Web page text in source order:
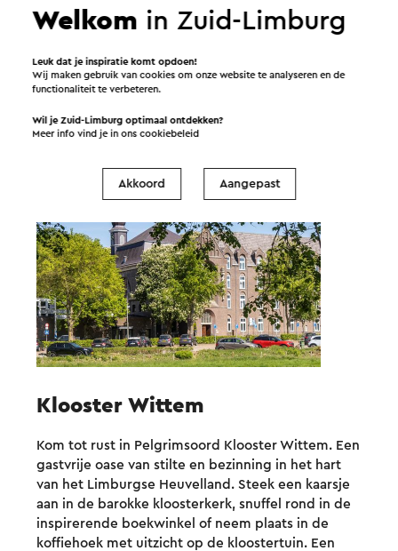
Klooster Wittem
Kom tot rust in Pelgrimsoord Klooster Wittem. Een
gastvrije oase van stilte en bezinning in het hart
van het Limburgse Heuvelland. Steek een kaarsje
aan in de barokke kloosterkerk, snuffel rond in de
inspirerende boekwinkel of neem plaats in de
koffiehoek met uitzicht op de kloostertuin. Een
Welkom in Zuid-Limburg
Leuk dat je inspiratie komt opdoen!
Wij maken gebruik van cookies om onze website te analyseren en de
functionaliteit te verbeteren.
Wil je Zuid-Limburg optimaal ontdekken?
Meer info vind je in onscookiebeleid
Akkoord Aangepast